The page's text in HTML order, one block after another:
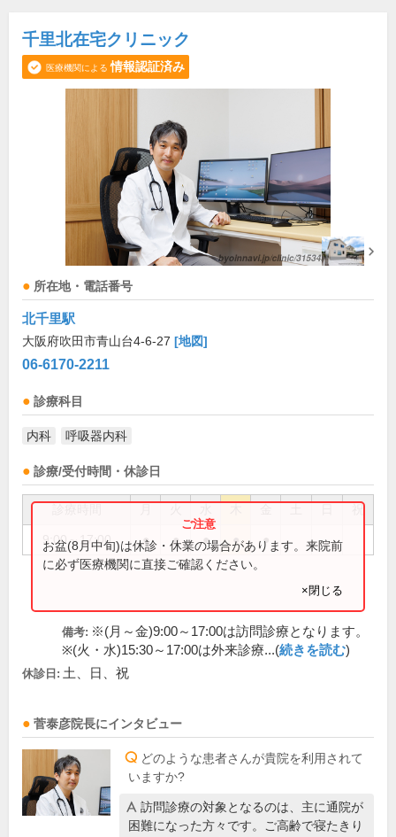
千里北在宅クリニック
医療機関による 情報認証済み
所在地・電話番号
北千里駅
大阪府吹田市青山台4-6-27 [地図]
06-6170-2211
診療科目
内科 呼吸器内科
診療/受付時間・休診日
祝
9:00～17:00 ● ● ● ● ●
お盆(8月中旬)は休診・休業の場合があります。来院前
に必ず医療機関に直接ご確認ください。
×閉じる
備考: ※(月～金)9:00～17:00は訪問診療となります。
※(火・水)15:30～17:00は外来診療...(続きを読む)
休診日: 土、日、祝
菅泰彦院長にインタビュー
どのような患者さんが貴院を利用されて
いますか?
訪問診療の対象となるのは、主に通院が
困難になった方々です。ご高齢で寝たきり